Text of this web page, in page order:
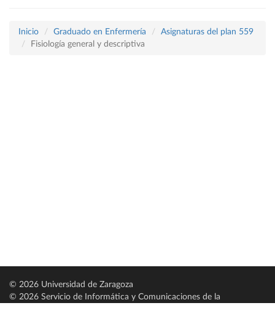
Inicio Graduado en Enfermería
Asignaturas del plan 559
Fisiología general y descriptiva
© 2026 Universidad de Zaragoza
© 2026 Servicio de Informática y Comunicaciones de la